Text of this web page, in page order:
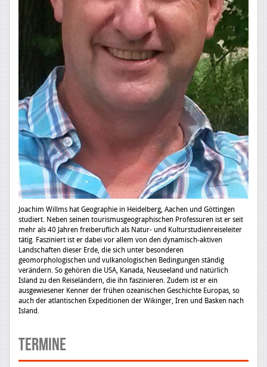
Joachim Willms hat Geographie in Heidelberg, Aachen und Göttingen
studiert. Neben seinen tourismusgeographischen Professuren ist er seit
mehr als 40 Jahren freiberuflich als Natur- und Kulturstudienreiseleiter
tätig. Fasziniert ist er dabei vor allem von den dynamisch-aktiven
Landschaften dieser Erde, die sich unter besonderen
geomorphologischen und vulkanologischen Bedingungen ständig
verändern. So gehören die USA, Kanada, Neuseeland und natürlich
Island zu den Reiseländern, die ihn faszinieren. Zudem ist er ein
ausgewiesener Kenner der frühen ozeanischen Geschichte Europas, so
auch der atlantischen Expeditionen der Wikinger, Iren und Basken nach
Island.
Termine